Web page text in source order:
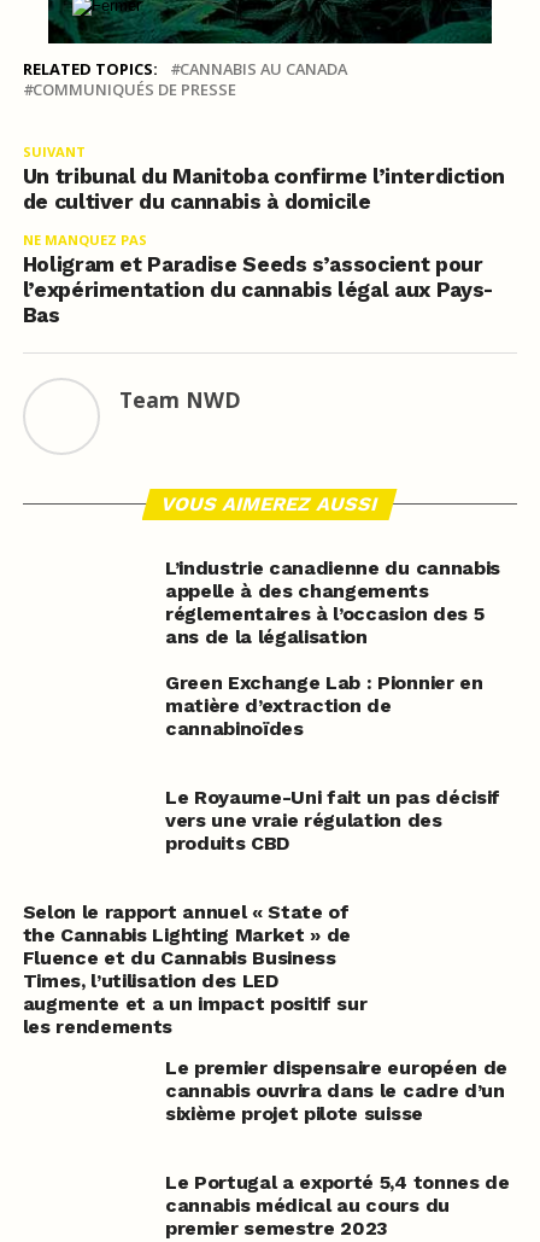
RELATED TOPICS:
CANNABIS AU CANADA
COMMUNIQUÉS DE PRESSE
SUIVANT
Un tribunal du Manitoba confirme l’interdiction
de cultiver du cannabis à domicile
NE MANQUEZ PAS
Holigram et Paradise Seeds s’associent pour
l’expérimentation du cannabis légal aux Pays-
Bas
Team NWD
VOUS AIMEREZ AUSSI
L’industrie canadienne du cannabis
appelle à des changements
réglementaires à l’occasion des 5
ans de la légalisation
Green Exchange Lab : Pionnier en
matière d’extraction de
cannabinoïdes
Le Royaume-Uni fait un pas décisif
vers une vraie régulation des
produits CBD
Selon le rapport annuel « State of
the Cannabis Lighting Market » de
Fluence et du Cannabis Business
Times, l’utilisation des LED
augmente et a un impact positif sur
les rendements
Le premier dispensaire européen de
cannabis ouvrira dans le cadre d’un
sixième projet pilote suisse
Le Portugal a exporté 5,4 tonnes de
cannabis médical au cours du
premier semestre 2023